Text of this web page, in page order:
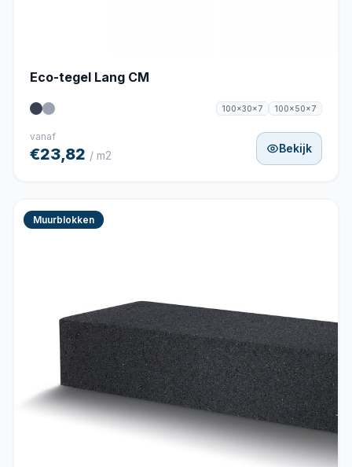
Eco-tegel Lang CM
100x30x7 100x50x7
vanaf
€23,82 / m2
Bekijk
Muurblokken